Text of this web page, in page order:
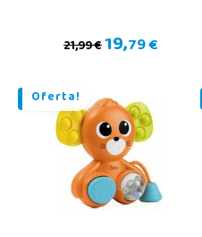
21,99 €19,79 €
Oferta!